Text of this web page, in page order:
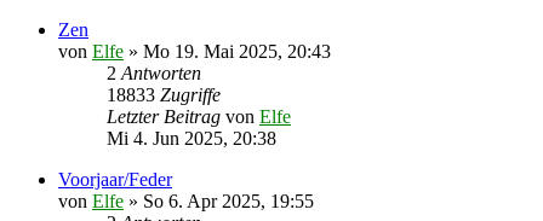
Zen
von Elfe » Mo 19. Mai 2025, 20:43
2 Antworten
18833 Zugriffe
Letzter Beitrag von Elfe
Mi 4. Jun 2025, 20:38
Voorjaar/Feder
von Elfe » So 6. Apr 2025, 19:55